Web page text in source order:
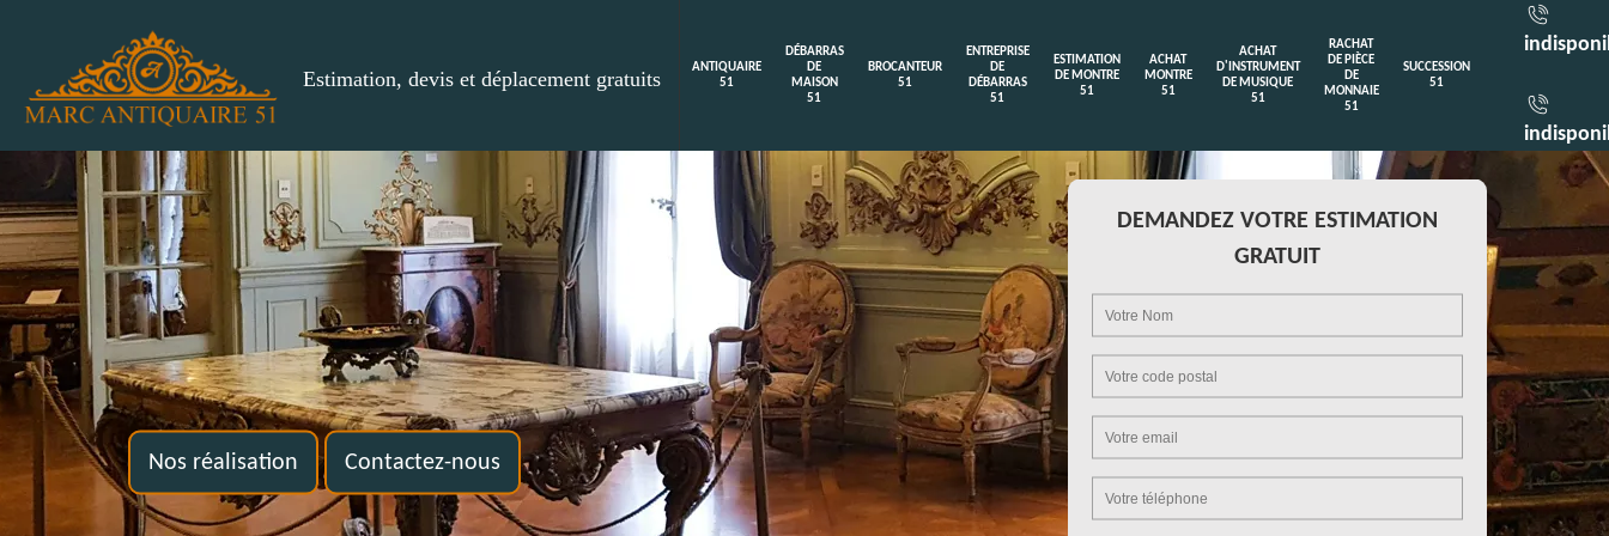
Estimation, devis et déplacement gratuits
ANTIQUAIRE
51
DÉBARRAS
DE
MAISON
51
BROCANTEUR
51
ENTREPRISE
DE
DÉBARRAS
51
ESTIMATION
DE MONTRE
51
ACHAT
MONTRE
51
ACHAT
D'INSTRUMENT
DE MUSIQUE
51
RACHAT
DE PIÈCE
DE
MONNAIE
51
SUCCESSION
51
Nos réalisation Contactez-nous
DEMANDEZ VOTRE ESTIMATION
GRATUIT